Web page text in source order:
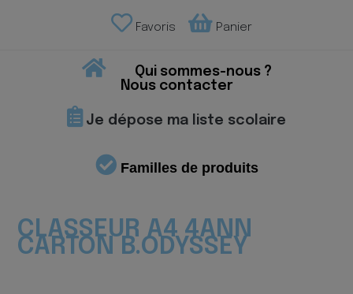
Favoris Panier
Qui sommes-nous ?
Nous contacter
Je dépose ma liste scolaire
Familles de produits
CLASSEUR A4 4ANN
CARTON B.ODYSSEY